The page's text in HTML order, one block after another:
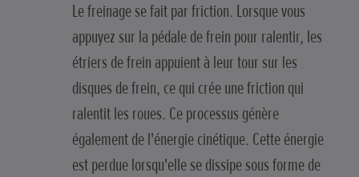
Le freinage se fait par friction. Lorsque vous
appuyez sur la pédale de frein pour ralentir, les
étriers de frein appuient à leur tour sur les
disques de frein, ce qui crée une friction qui
ralentit les roues. Ce processus génère
également de l'énergie cinétique. Cette énergie
est perdue lorsqu'elle se dissipe sous forme de